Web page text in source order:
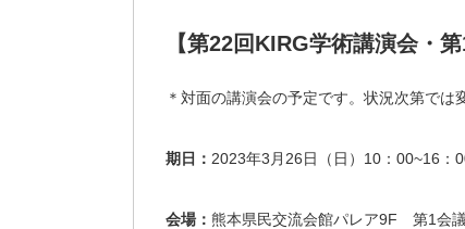
【第22回KIRG学術講演会・
＊対面の講演会の予定です。状況次第では
期日： 2023年3月26日（日）10：00~16
会場： 熊本県民交流会館パレア9F 第1会